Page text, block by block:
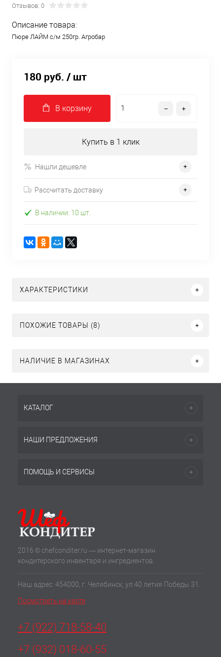
Отзывов: 0
Описание товара:
Пюре ЛАЙМ с/м 250гр. Агробар
180 руб. / шт
В корзину
Купить в 1 клик
Нашли дешевле
Рассчитать доставку
В наличии: 10 шт.
ХАРАКТЕРИСТИКИ
ПОХОЖИЕ ТОВАРЫ (8)
НАЛИЧИЕ В МАГАЗИНАХ
КАТАЛОГ
НАШИ ПРЕДЛОЖЕНИЯ
ПОМОЩЬ И СЕРВИСЫ
2016 © chefconditer.ru — интернет-магазин
кондитерского инвентаря и ингредиентов.
Наш адрес: 454000, г. Челябинск, ул.40 летия Победы 31.
Посмотреть на карте
+7 (922) 718-58-40
+7 (932) 018-60-55